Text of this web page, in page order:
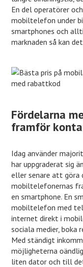
En del operatörer
mobiltelefon under
smartphones och
marknaden så kan
Fördelarna
framför
Idag använder
har uppgraderat sig
eller senare att göra
mobiltelefonernas
en smartphone. En
mobiltelefon med
internet direkt i
sociala medier, boka
Med ständigt
möjligheterna
liten dator och till